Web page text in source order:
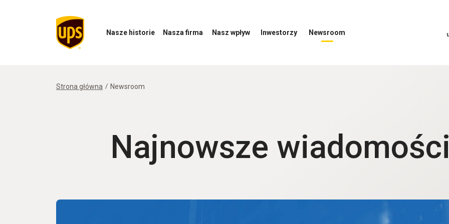
Nasze historie Nasza firma Nasz wpływ Inwestorzy Newsroom
Strona główna Newsroom
Najnowsze